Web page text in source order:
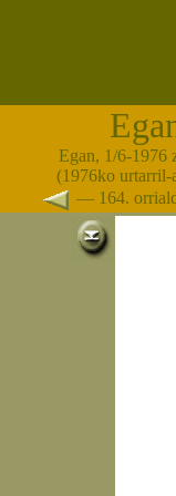
Egan, 1/6-1976
(1976ko urtarril-
— 164.